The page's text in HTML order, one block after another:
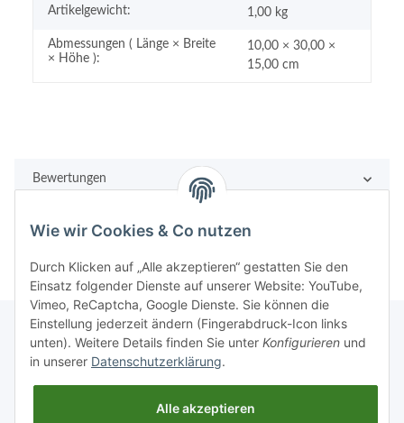
Artikelgewicht: 1,00 kg
Abmessungen ( Länge × Breite
× Höhe ):
10,00 × 30,00 ×
15,00 cm
Bewertungen
Rechtliches
Wie wir Cookies & Co nutzen
Durch Klicken auf „Alle akzeptieren“ gestatten Sie den
Einsatz folgender Dienste auf unserer Website: YouTube,
Vimeo, ReCaptcha, Google Dienste. Sie können die
Einstellung jederzeit ändern (Fingerabdruck-Icon links
unten). Weitere Details finden Sie unter Konfigurieren und
in unserer Datenschutzerklärung.
Alle akzeptieren